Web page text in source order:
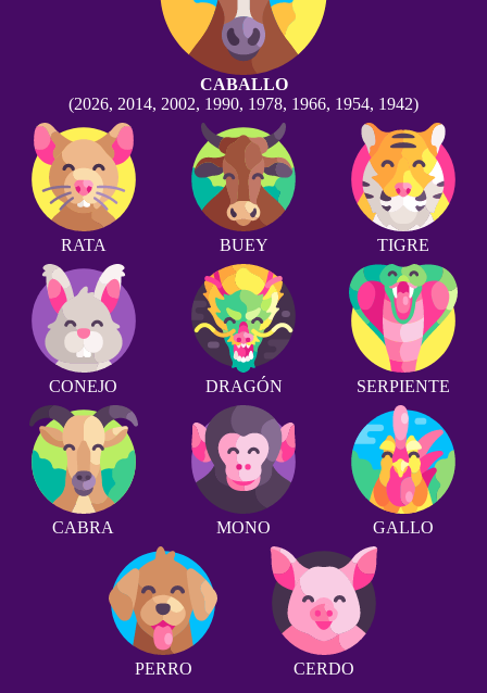
CABALLO
(2026, 2014, 2002, 1990, 1978, 1966, 1954, 1942)
RATA BUEY TIGRE
CONEJO DRAGÓN SERPIENTE
CABRA MONO GALLO
PERRO CERDO